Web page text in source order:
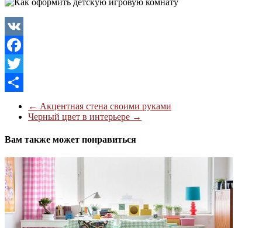
VK
Facebook
Twitter
Отправить
← Акцентная стена своими руками
Черный цвет в интерьере →
Вам также может понравиться